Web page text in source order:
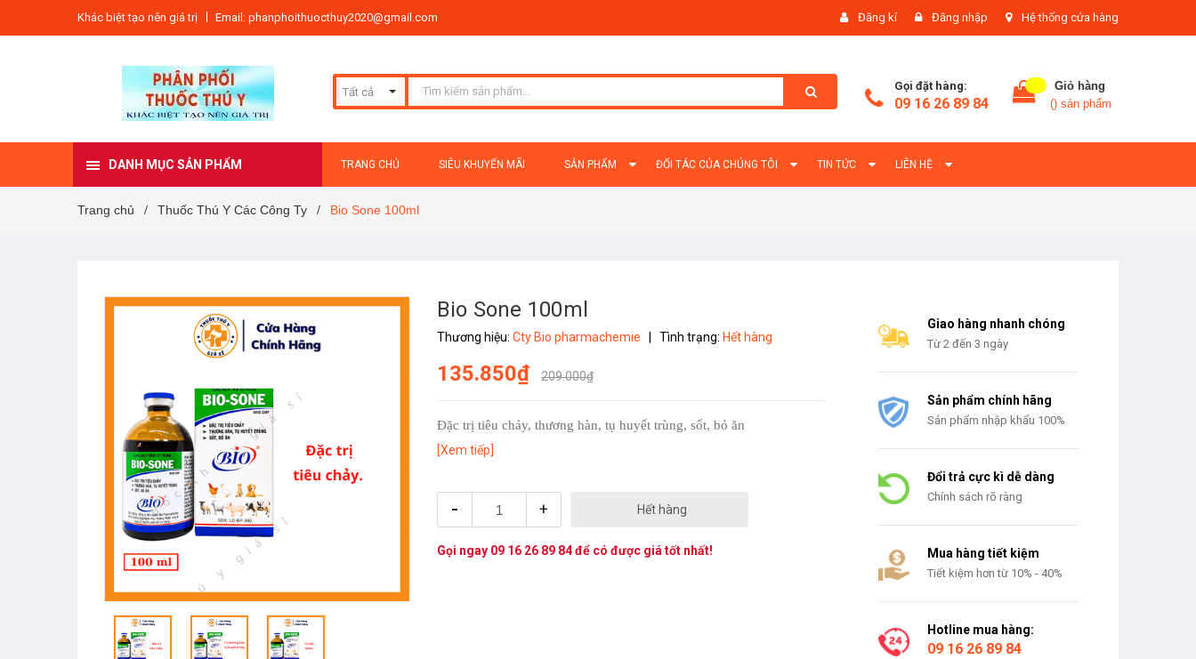
Khác biệt tạo nên giá trị Email: phanphoithuocthuy2020@gmail.com Đăng kí Đăng nhập Hệ thống cửa hàng
Tất cả Gọi đặt hàng:
09 16 26 89 84
Giỏ hàng
() sản phẩm
DANH MỤC SẢN PHẨM TRANG CHỦ SIÊU KHUYẾN MÃI SẢN PHẨM ĐỐI TÁC CỦA CHÚNG TÔI TIN TỨC LIÊN HỆ
Trang chủ / Thuốc Thú Y Các Công Ty / Bio Sone 100ml
Bio Sone 100ml
Thương hiệu: Cty Bio pharmachemie Tình trạng: Hết hàng
135.850₫ 209.000₫
Đặc trị tiêu chảy, thương hàn, tụ huyết trùng, sốt, bỏ ăn
[Xem tiếp]
- + Hết hàng
Gọi ngay 09 16 26 89 84để có được giá tốt nhất!
Giao hàng nhanh chóng
Từ 2 đến 3 ngày
Sản phẩm chính hãng
Sản phẩm nhập khẩu 100%
Đổi trả cực kì dễ dàng
Chính sách rõ ràng
Mua hàng tiết kiệm
Tiết kiệm hơn từ 10% - 40%
Hotline mua hàng:
09 16 26 89 84